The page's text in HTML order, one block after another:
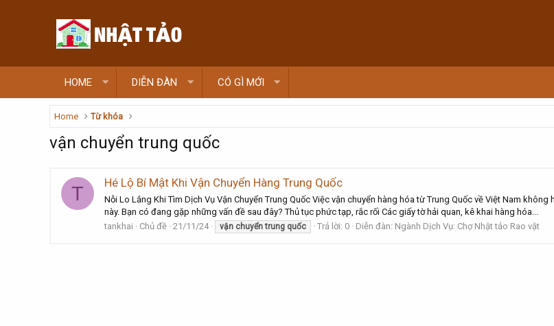
HOME DIỄN ĐÀN CÓ GÌ MỚI
Home Từ khóa
vận chuyển trung quốc
T Hé Lộ Bí Mật Khi Vận Chuyển Hàng Trung Quốc
Nỗi Lo Lắng Khi Tìm Dịch Vụ Vận Chuyển Trung Quốc Việc vận chuyển hàng hóa từ Trung Quốc về Việt Nam
này. Bạn có đang gặp những vấn đề sau đây? Thủ tục phức tạp, rắc rối Các giấy tờ hải quan, kê khai hàng hóa...
tankhai
Chủ đề 21/11/24 vận chuyển trung quốc Trả lời: 0 Diễn đàn: Ngành Dịch Vụ: Chợ Nhật tảo Rao vặt